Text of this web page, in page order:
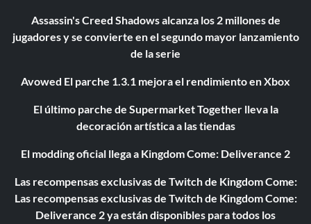
Assassin's Creed Shadows alcanza los 2 millones de
jugadores y se convierte en el segundo mayor lanzamiento
de la serie
Avowed El parche 1.3.1 mejora el rendimiento en Xbox
El último parche de Supermarket Together lleva la
decoración artística a las tiendas
El modding oficial llega a Kingdom Come: Deliverance 2
Las recompensas exclusivas de Twitch de Kingdom Come:
Las recompensas exclusivas de Twitch de Kingdom Come:
Deliverance 2 ya están disponibles para todos los